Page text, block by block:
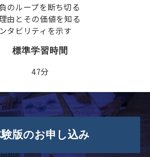
のループを断ち切る
由とその価値を知る
タビリティを示す
標準学習時間
47分
版のお申し込み